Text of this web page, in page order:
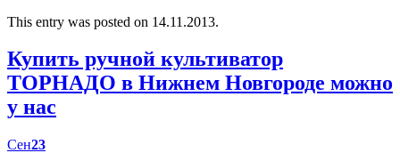
This entry was posted on 14.11.2013.
Купить ручной культиватор
ТОРНАДО в Нижнем Новгороде можно
у нас
Сен23